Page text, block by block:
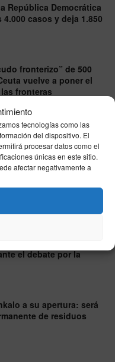
tecnologías como las
del dispositivo. El
procesar datos como el
únicas en este sitio.
afectar negativamente a
República Democrática
casos y deja 1.850
fronterizo” de 500
vuelve a poner el
fronteras
mientras mantenía
y su caso impulsa
de órganos en EEUU
15 heridos
el debate por la
a su apertura: será
de residuos